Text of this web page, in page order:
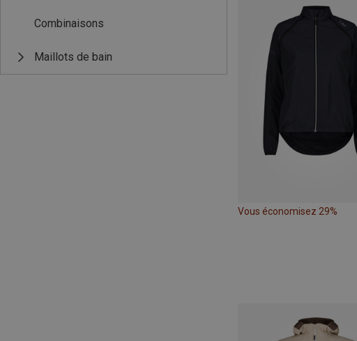
Combinaisons
Maillots de bain
Vous économisez 29%